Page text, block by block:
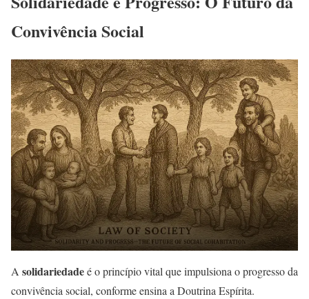
Convivência Social
A solidariedadeé o princípio vital que impulsiona o progresso da
convivência social, conforme ensina a Doutrina Espírita.